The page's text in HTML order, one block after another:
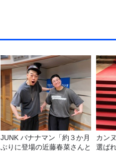
JUNK バナナマン「約３か月
ぶりに登場の近藤春菜さんと
カン
選ば